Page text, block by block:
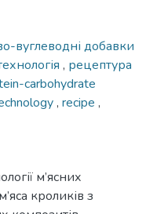
вуглеводні добавки
, рецептура
carbohydrate
, recipe ,
м’ясних
кроликів з